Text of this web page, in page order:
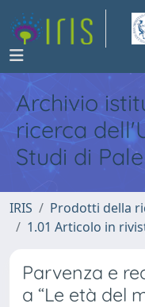
Archivio
ricerca
Studi di
IRIS Prodotti della
1.01 Articolo in
Parvenza e
a “Le età del